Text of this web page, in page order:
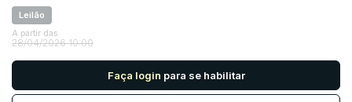
Leilão
A partir das
28/04/2026 10:00
Faça login para se habilitar